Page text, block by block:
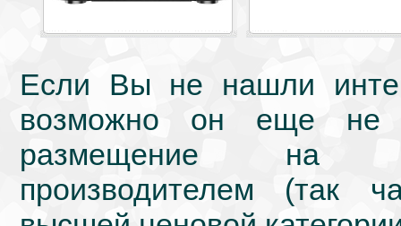
Если Вы не нашли
возможно он еще не
размещение на
производителем (так